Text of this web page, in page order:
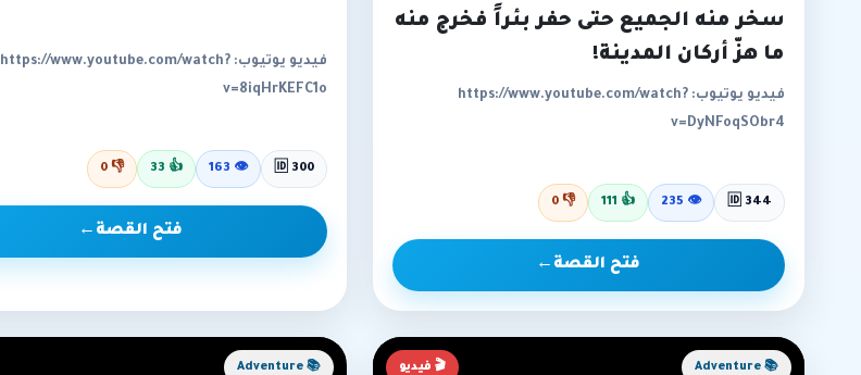
سخر منه الجميع حتى حفر بئراً فخرج منه
ما هزّ أركان المدينة!
فيديو يوتيوب: https://www.youtube.com/watch?
v=DyNFoqSObr4
🆔 344
👁
235
👍
111
👎
0
فتح القصة ←
فيديو يوتيوب: https://www.youtube.com/watch?
v=8iqHrKEFC1o
🆔 300
👁
163
👍
33
👎
0
فتح القصة ←
🎬 فيديو 📚 Adventure
📚 Adventure